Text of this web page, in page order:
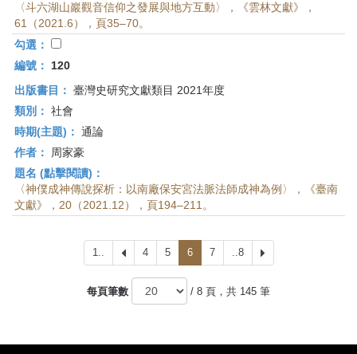
〈斗六湖山巖觀音信仰之發展與地方互動〉，《雲林文獻》，
61（2021.6），頁35–70。
勾選：
編號：
120
出版書目： 臺灣史研究文獻類目 2021年度
類別： 社會
時期(主題)： 通論
作者：
周家豪
題名 (點擊閱讀)：
〈神僕成神傳說探析：以南廠保安宮法脈法師成神為例〉，《臺南
文獻》，20（2021.12），頁194–211。
1..
上
一
頁
4 5 6 7 ..8
下
一
每頁筆數
/ 8 頁，共 145 筆